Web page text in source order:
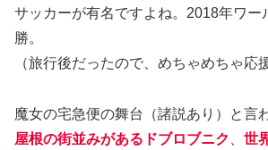
サッカーが有名ですよね。2018年ワー
勝。
（旅行後だったので、めちゃめちゃ応
魔女の宅急便の舞台（諸説あり）と言
屋根の街並みがあるドブロブニク
世